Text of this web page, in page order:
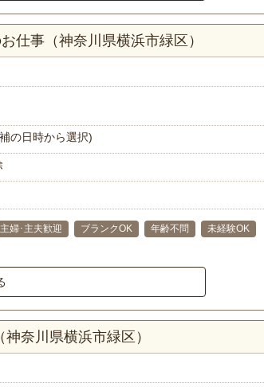
仕事（神奈川県横浜市緑区）
の日時から選択)
主婦･主夫歓迎 ブランクOK 年齢不問
未経験OK
奈川県横浜市緑区）